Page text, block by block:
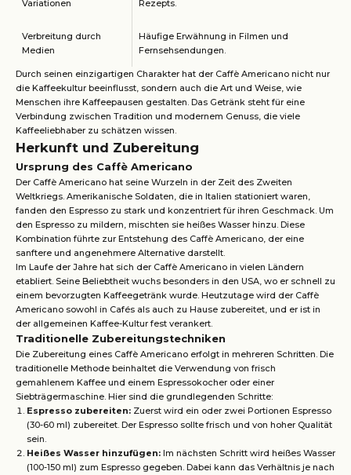
Variationen
Rezepts.
Verbreitung durch
Medien
Häufige Erwähnung in Filmen und
Fernsehsendungen.
Durch seinen einzigartigen Charakter hat der Caffè Americano nicht nur
die Kaffeekultur beeinflusst, sondern auch die Art und Weise, wie
Menschen ihre Kaffeepausen gestalten. Das Getränk steht für eine
Verbindung zwischen Tradition und modernem Genuss, die viele
Kaffeeliebhaber zu schätzen wissen.
Herkunft und Zubereitung
Ursprung des Caffè Americano
Der Caffè Americano hat seine Wurzeln in der Zeit des Zweiten
Weltkriegs. Amerikanische Soldaten, die in Italien stationiert waren,
fanden den Espresso zu stark und konzentriert für ihren Geschmack. Um
den Espresso zu mildern, mischten sie heißes Wasser hinzu. Diese
Kombination führte zur Entstehung des Caffè Americano, der eine
sanftere und angenehmere Alternative darstellt.
Im Laufe der Jahre hat sich der Caffè Americano in vielen Ländern
etabliert. Seine Beliebtheit wuchs besonders in den USA, wo er schnell zu
einem bevorzugten Kaffeegetränk wurde. Heutzutage wird der Caffè
Americano sowohl in Cafés als auch zu Hause zubereitet, und er ist in
der allgemeinen Kaffee-Kultur fest verankert.
Traditionelle Zubereitungstechniken
Die Zubereitung eines Caffè Americano erfolgt in mehreren Schritten. Die
traditionelle Methode beinhaltet die Verwendung von frisch
gemahlenem Kaffee und einem Espressokocher oder einer
Siebträgermaschine. Hier sind die grundlegenden Schritte:
Espresso zubereiten: Zuerst wird ein oder zwei Portionen Espresso
(30-60 ml) zubereitet. Der Espresso sollte frisch und von hoher Qualität
sein.
Heißes Wasser hinzufügen: Im nächsten Schritt wird heißes Wasser
(100-150 ml) zum Espresso gegeben. Dabei kann das Verhältnis je nach